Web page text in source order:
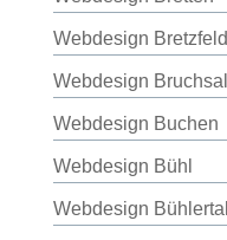
Webdesign Bretzfeld
Webdesign Bruchsal
Webdesign Buchen
Webdesign Bühl
Webdesign Bühlertal